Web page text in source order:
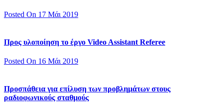
Posted On 17 Μάι 2019
Προς υλοποίηση το έργο Video Assistant Referee
Posted On 16 Μάι 2019
Προσπάθεια για επίλυση των προβλημάτων στους
ραδιοφωνικούς σταθμούς